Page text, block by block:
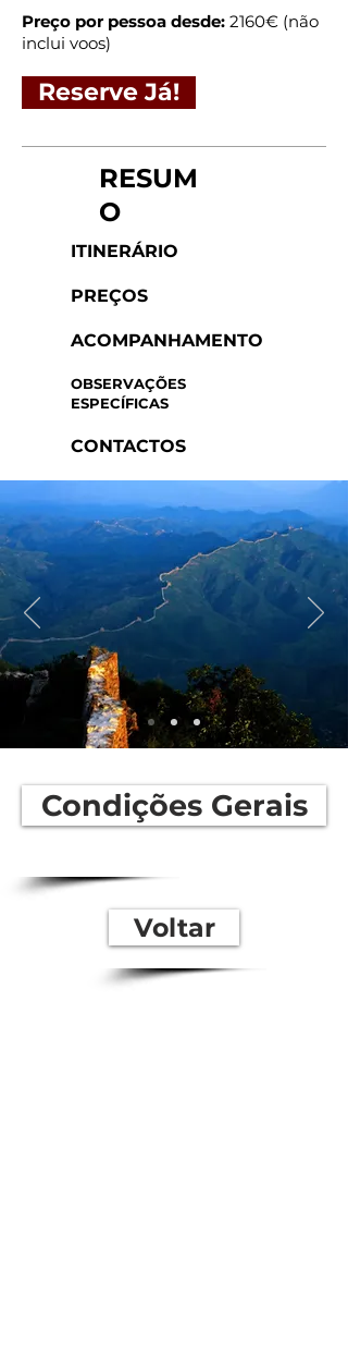
Preço por pessoa desde: 2160€ (não
inclui voos)
Reserve Já!
RESUM
O
ITINERÁRIO
PREÇOS
ACOMPANHAMENTO
OBSERVAÇÕES
ESPECÍFICAS
CONTACTOS
Condições Gerais
Voltar